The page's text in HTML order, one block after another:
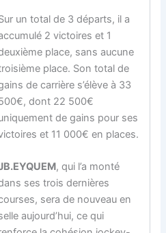
un total de 3 départs, il a
2 victoires et 1
place, sans aucune
place. Son total de
de carrière s’élève à 33
dont 22 500€
de gains pour ses
et 11 000€ en places.
, qui l’a monté
ses trois dernières
sera de nouveau en
aujourd’hui, ce qui